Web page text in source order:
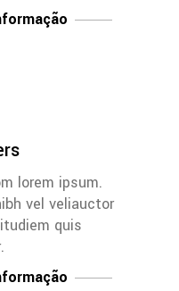
lorem ipsum.
vel veliauctor
quis